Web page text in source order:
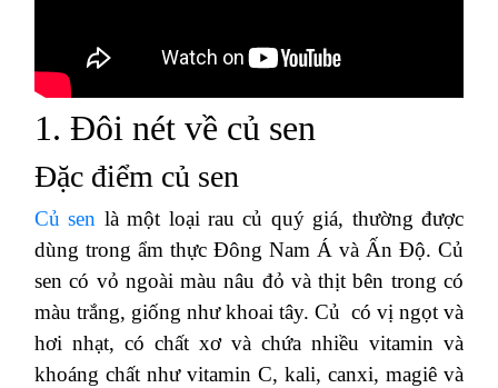
1. Đôi nét về củ sen
Đặc điểm củ sen
Củ sen là một loại rau củ quý giá, thường được
dùng trong ẩm thực Đông Nam Á và Ấn Độ. Củ
sen có vỏ ngoài màu nâu đỏ và thịt bên trong có
màu trắng, giống như khoai tây. Củ có vị ngọt và
hơi nhạt, có chất xơ và chứa nhiều vitamin và
khoáng chất như vitamin C, kali, canxi, magiê và